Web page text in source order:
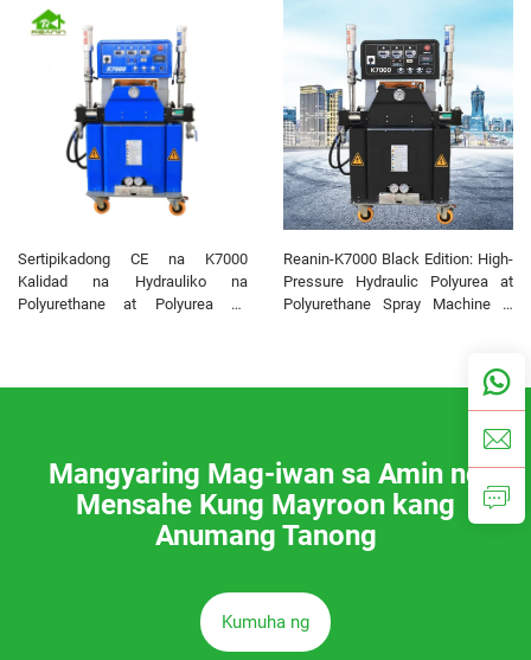
Sertipikadong CE na K7000
Kalidad na Hydrauliko na
Polyurethane at Polyurea na
Reanin-K7000 Black Edition: High-
Pressure Hydraulic Polyurea at
Polyurethane Spray Machine –
Mangyaring Mag-iwan sa Amin ng
Mensahe Kung Mayroon kang
Anumang Tanong
Kumuha ng